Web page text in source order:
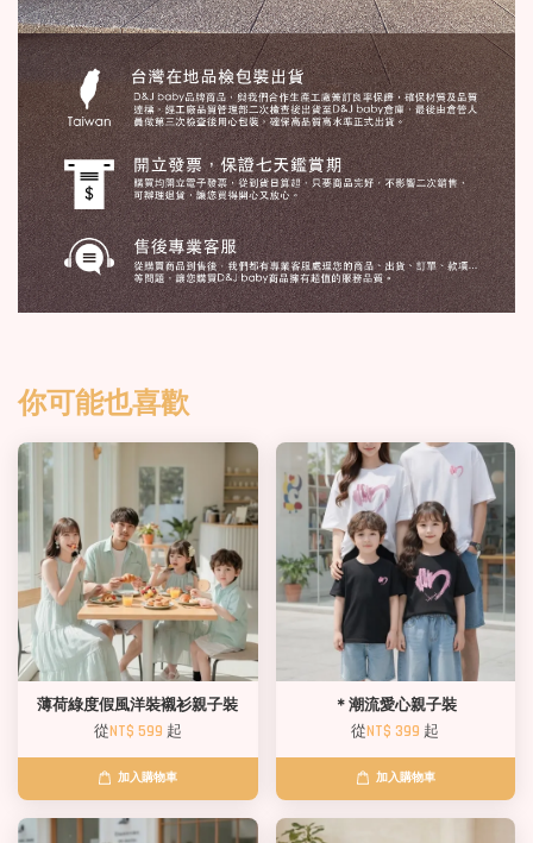
你可能也喜歡
薄荷綠度假風洋裝襯衫親子裝
從NT$ 599 起
加入購物車
＊潮流愛心親子裝
從NT$ 399 起
加入購物車